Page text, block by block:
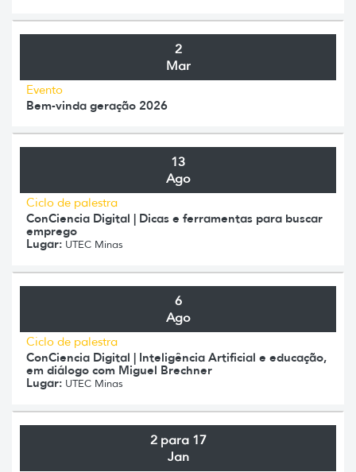
2
Mar
Evento
Bem-vinda geração 2026
13
Ago
Ciclo de palestra
ConCiencia Digital | Dicas e ferramentas para buscar
emprego
Lugar: UTEC Minas
6
Ago
Ciclo de palestra
ConCiencia Digital | Inteligência Artificial e educação,
em diálogo com Miguel Brechner
Lugar: UTEC Minas
2 para 17
Jan